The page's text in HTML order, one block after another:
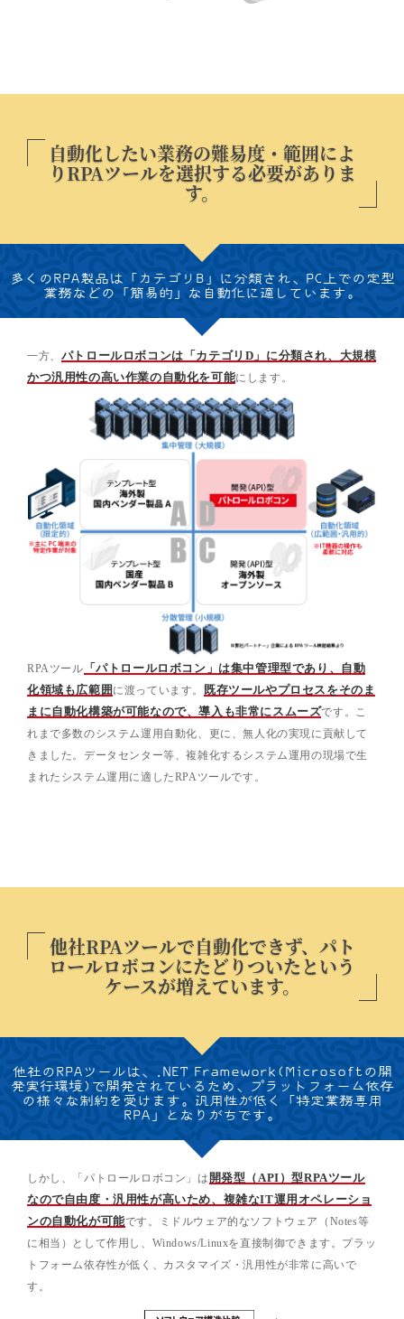
自動化したい業務の難易度・範囲によ
りRPAツールを選択する必要がありま
す。
多くのRPA製品は「カテゴリB」に分類され、 PC上での定型
業務などの「簡易的」な自動化に適しています。
一方、 パトロールロボコンは「カテゴリD」に分類され、大規模
かつ汎用性の高い作業の自動化を可能にします。
RPAツール 「パトロールロボコン」は集中管理型であり、自動
化領域も広範囲 に渡っています。
既存ツールやプロセスをそのま
まに自動化構築が可能なので、導入も非常にスムーズです。こ
れまで多数のシステム運用自動化、更に、無人化の実現に貢献して
きました。データセンター等、複雑化するシステム運用の現場で生
まれたシステム運用に適したRPAツールです。
他社RPAツールで自動化できず、 パト
ロールロボコンにたどりついたという
ケースが増えています。
他社のRPAツールは、
.NET Framework(Microsoftの開
発実行環境)で開発されているため、
プラットフォーム依存
の様々な制約を受けます。 汎用性が低く「特定業務専用
RPA」となりがちです。
しかし、「パトロールロボコン」は 開発型（API）型RPAツール
なので自由度・汎用性が高いため、複雑なIT運用オペレーショ
ンの自動化が可能です。ミドルウェア的なソフトウェア（Notes等
に相当）として作用し、Windows/Linuxを直接制御できます。プラッ
トフォーム依存性が低く、カスタマイズ・汎用性が非常に高いで
す。